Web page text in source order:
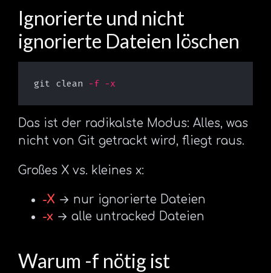
Ignorierte und nicht
ignorierte Dateien löschen
git clean -f -x
Das ist der radikalste Modus: Alles, was
nicht von Git getrackt wird, fliegt raus.
Großes X vs. kleines x:
-X → nur ignorierte Dateien
-x → alle untracked Dateien
Warum -f nötig ist